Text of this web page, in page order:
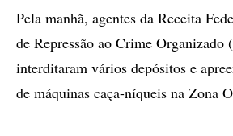
Pela manhã, agentes da Receita
de Repressão ao Crime Organizado
interditaram vários depósitos e
de máquinas caça-níqueis na Zona